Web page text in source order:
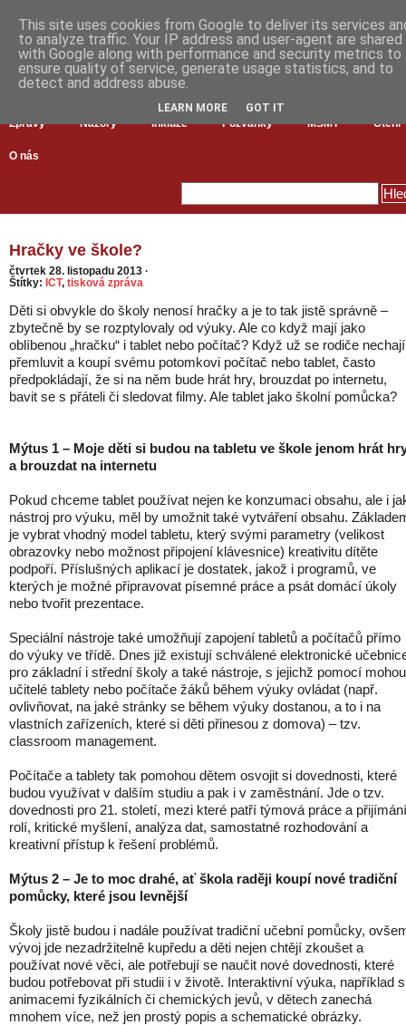
Zprávy Názory Inkluze Pozvánky MŠMT Čtení
O nás
Hračky ve škole?
čtvrtek 28. listopadu 2013 ·
Štítky: ICT, tisková zpráva
Děti si obvykle do školy nenosí hračky a je to tak jistě správně –
zbytečně by se rozptylovaly od výuky. Ale co když mají jako
oblíbenou „hračku“ i tablet nebo počítač? Když už se rodiče nechají
přemluvit a koupí svému potomkovi počítač nebo tablet, často
předpokládají, že si na něm bude hrát hry, brouzdat po internetu,
bavit se s přáteli či sledovat filmy. Ale tablet jako školní pomůcka?
Mýtus 1 – Moje děti si budou na tabletu ve škole jenom hrát
a brouzdat na internetu
Pokud chceme tablet používat nejen ke konzumaci obsahu, ale i
nástroj pro výuku, měl by umožnit také vytváření obsahu.
je vybrat vhodný model tabletu, který svými parametry (velikost
obrazovky nebo možnost připojení klávesnice) kreativitu dítěte
podpoří. Příslušných aplikací je dostatek, jakož i programů, ve
kterých je možné připravovat písemné práce a psát domácí úkoly
nebo tvořit prezentace.
Speciální nástroje také umožňují zapojení tabletů a počítačů přímo
do výuky ve třídě. Dnes již existují schválené elektronické
pro základní i střední školy a také nástroje, s jejichž pomocí mohou
učitelé tablety nebo počítače žáků během výuky ovládat (např.
ovlivňovat, na jaké stránky se během výuky dostanou, a to i na
vlastních zařízeních, které si děti přinesou z domova) – tzv.
classroom management.
Počítače a tablety tak pomohou dětem osvojit si dovednosti, které
budou využívat v dalším studiu a pak i v zaměstnání. Jde o tzv.
dovednosti pro 21. století, mezi které patří týmová práce a přijímání
rolí, kritické myšlení, analýza dat, samostatné rozhodování a
kreativní přístup k řešení problémů.
Mýtus 2 – Je to moc drahé, ať škola raději koupí nové tradiční
pomůcky, které jsou levnější
Školy jistě budou i nadále používat tradiční učební pomůcky,
vývoj jde nezadržitelně kupředu a děti nejen chtějí zkoušet a
používat nové věci, ale potřebují se naučit nové dovednosti, které
budou potřebovat při studii i v životě. Interaktivní výuka, například s
animacemi fyzikálních či chemických jevů, v dětech zanechá
mnohem více, než jen prostý popis a schematické obrázky.
This site uses cookies from Google to deliver its services
to analyze traffic. Your IP address and user-agent are shared
with Google along with performance and security metrics to
ensure quality of service, generate usage statistics, and to
detect and address abuse.
LEARN MORE GOT IT